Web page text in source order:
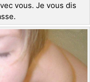
vous. Je vous dis